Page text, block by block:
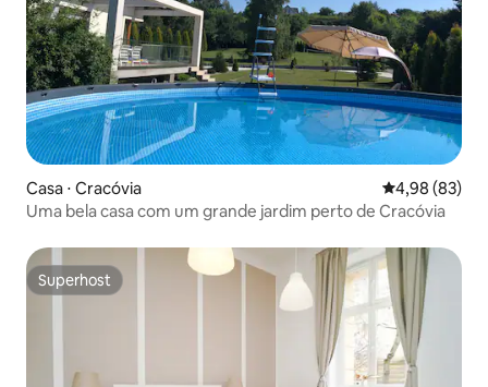
Casa ⋅ Cracóvia 4,98 de uma
4,98 (83)
Uma bela casa com um grande jardim perto de Cracóvia
Superhost
Superhost